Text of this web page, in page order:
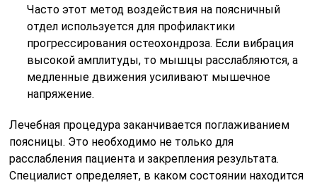
Часто этот метод воздействия на поясничный
отдел используется для профилактики
прогрессирования остеохондроза. Если вибрация
высокой амплитуды, то мышцы расслабляются, а
медленные движения усиливают мышечное
напряжение.
Лечебная процедура заканчивается поглаживанием
поясницы. Это необходимо не только для
расслабления пациента и закрепления результата.
Специалист определяет, в каком состоянии находится